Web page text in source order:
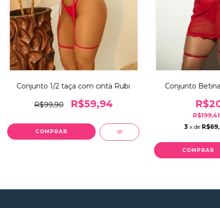
Conjunto 1/2 taça com cinta Rubi
R$99,90 R$59,94
COMPRAR
Conjunto
3 x de
COMPRAR